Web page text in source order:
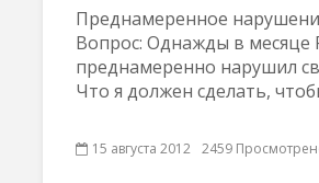
Преднамеренное
Вопрос: Однажды в месяце
преднамеренно нарушил
Что я должен сделать,
15 августа 2012 2459